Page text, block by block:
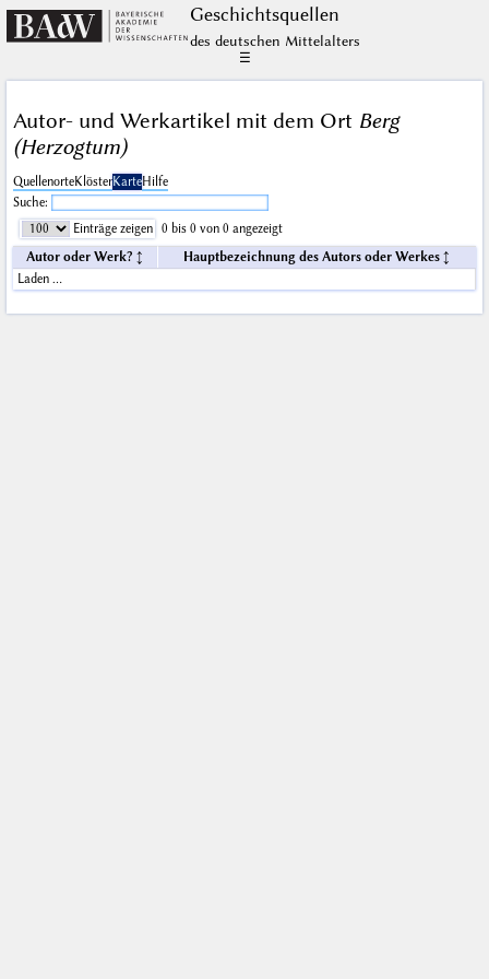
Geschichts­quellen
des deutschen Mittelalters
☰
Autor- und Werkartikel mit dem Ort Berg
(Herzogtum)
QuellenorteKlösterKarteHilfe
Suche:
Einträge zeigen
0 bis 0 von 0 angezeigt
Autor oder Werk?
Hauptbezeichnung des Autors oder Werkes
Laden …